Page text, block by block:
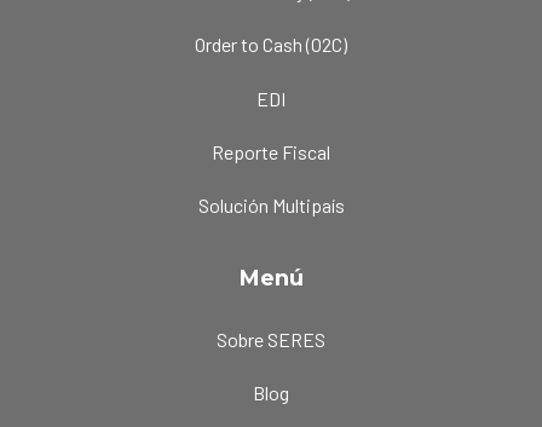
Order to Cash (O2C)
EDI
Reporte Fiscal
Solución Multipaís
Menú
Sobre SERES
Blog